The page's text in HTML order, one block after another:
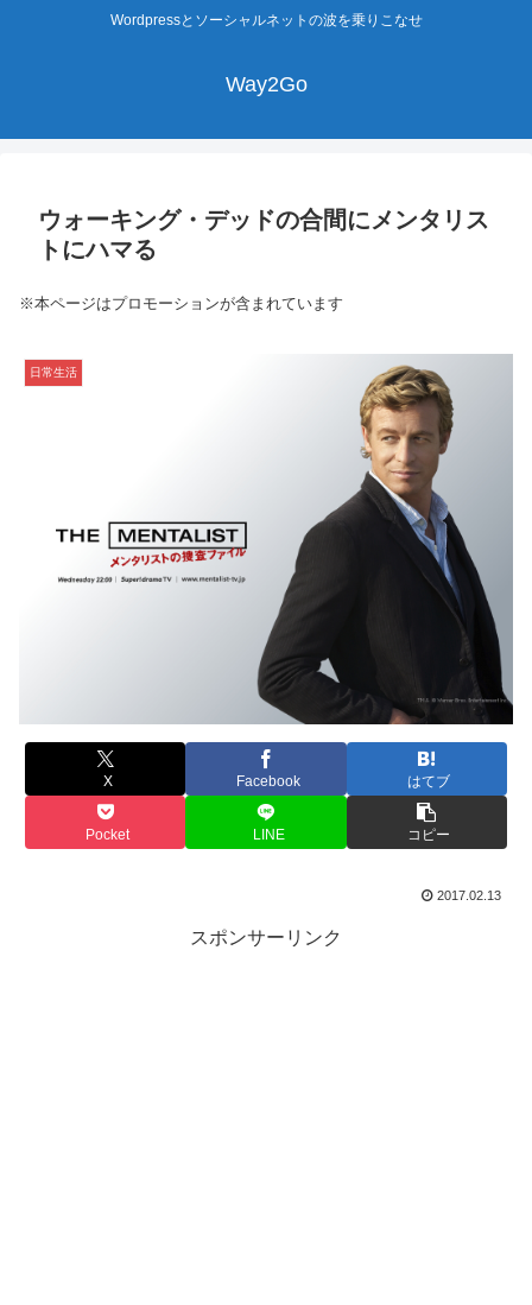
Wordpressとソーシャルネットの波を乗りこなせ
Way2Go
ウォーキング・デッドの合間にメンタリス
トにハマる
※本ページはプロモーションが含まれています
日常生活
X Facebook はてブ
Pocket LINE コピー
2017.02.13
スポンサーリンク